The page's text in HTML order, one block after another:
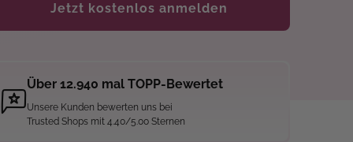
Jetzt kostenlos anmelden
Über 12.940 mal TOPP-Bewertet
Unsere Kunden bewerten uns bei
Trusted Shops mit 4.40/5.00 Sternen